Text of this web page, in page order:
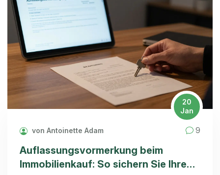
20
Jan
von Antoinette Adam 9
Auflassungsvormerkung beim
Immobilienkauf: So sichern Sie Ihren